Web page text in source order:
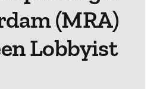
(MRA)
Lobbyist